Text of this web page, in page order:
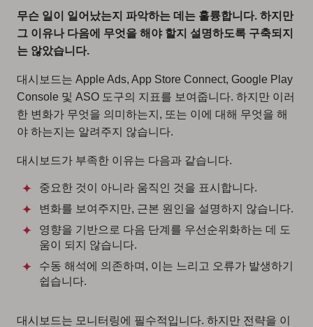
무슨 일이 일어났는지 파악하는 데는 훌륭합니다. 하지만
그 이유나 다음에 무엇을 해야 할지 설명하도록 구축되지
는 않았습니다.
대시보드는 Apple Ads, App Store Connect, Google Play
Console 및 ASO 도구의 지표를 보여줍니다. 하지만 이러
한 변화가 무엇을 의미하는지, 또는 이에 대해 무엇을 해
야 하는지는 알려주지 않습니다.
대시보드가 부족한 이유는 다음과 같습니다.
중요한 것이 아니라 움직인 것을 표시합니다.
변화를 보여주지만, 근본 원인을 설명하지 않습니다.
영향을 기반으로 다음 단계를 우선순위화하는 데 도
움이 되지 않습니다.
수동 해석에 의존하며, 이는 느리고 오류가 발생하기
쉽습니다.
대시보드는 모니터링에 필수적입니다. 하지만 전략을 이